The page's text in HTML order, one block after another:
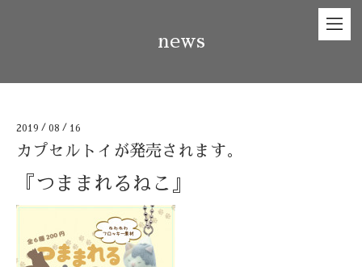
news
2019 / 08 / 16
カプセルトイが発売されます。
『つままれるねこ』